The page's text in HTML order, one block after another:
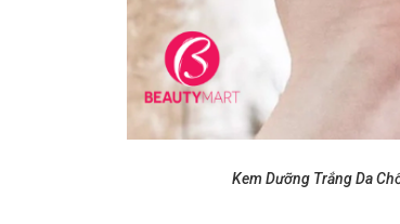
Kem Dưỡng Trắng Da